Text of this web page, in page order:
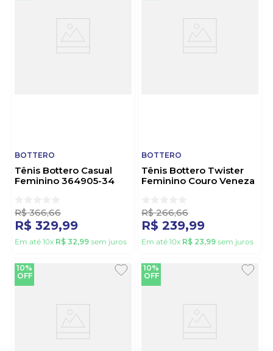
BOTTERO
Tênis Bottero Casual
Feminino 364905-34
R$ 366,66
R$ 329,99
Em até 10x R$ 32,99 sem juros
BOTTERO
Tênis Bottero Twister
Feminino Couro Veneza
R$ 266,66
R$ 239,99
Em até 10x R$ 23,99 sem juros
10%
OFF
10%
OFF